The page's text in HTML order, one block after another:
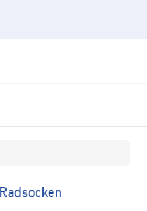
Radsocken